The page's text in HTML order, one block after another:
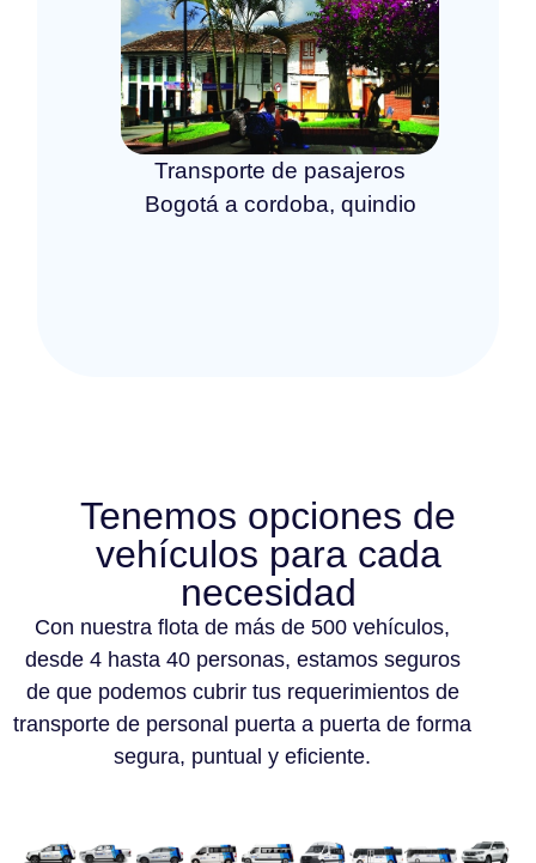
Transporte de pasajeros
Bogotá a cordoba, quindio
Tenemos opciones de
vehículos para cada
necesidad
Con nuestra flota de más de 500 vehículos,
desde 4 hasta 40 personas, estamos seguros
de que podemos cubrir tus requerimientos de
transporte de personal puerta a puerta de forma
segura, puntual y eficiente.